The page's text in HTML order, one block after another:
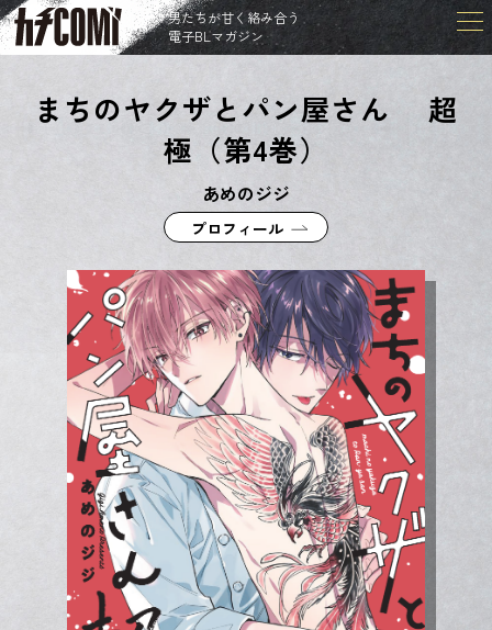
男たちが甘く絡み合う
電子BLマガジン
まちのヤクザとパン屋さん 超
極（第4巻）
あめのジジ
プロフィール